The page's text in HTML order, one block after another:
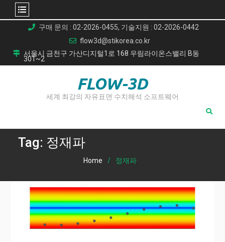
content
구매 문의 : 02-2026-0455, 기술지원 : 02-2026-0442
flow3d@stikorea.co.kr
서울시 금천구 가산디지털1로 168 우림라이온스밸리 B동
301~2
FLOW-3D
세계 최강의 자유표면 수치해석 소프트웨어
Tag: 정재파
Home 정재파